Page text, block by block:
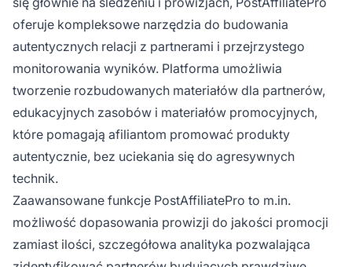
oferuje kompleksowe narzędzia do budowania
autentycznych relacji z partnerami i przejrzystego
monitorowania wyników. Platforma umożliwia
tworzenie rozbudowanych materiałów dla partnerów,
edukacyjnych zasobów i materiałów promocyjnych,
które pomagają afiliantom promować produkty
autentycznie, bez uciekania się do agresywnych
technik.
Zaawansowane funkcje PostAffiliatePro to m.in.
możliwość dopasowania prowizji do jakości promocji
zamiast ilości, szczegółowa analityka pozwalająca